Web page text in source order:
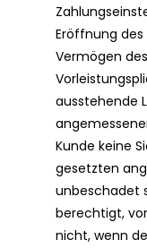
Eröffnung
Vermögen
ausstehende
Kunde keine
gesetzten
unbeschadet
berechtigt,
nicht, wenn